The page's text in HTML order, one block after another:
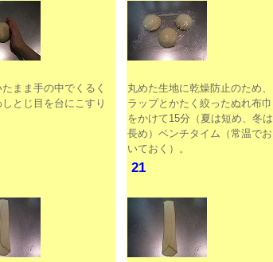
まま手の中でくるく
とじ目を台にこすり
丸めた生地に乾燥防止のため、
ラップとかたく絞ったぬれ布巾
をかけて15分（夏は短め、冬は
長め）ベンチタイム（常温でお
いておく）。
21